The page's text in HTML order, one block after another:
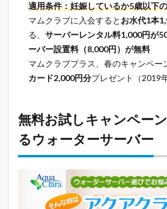
適用条件：妊娠しているか5歳以下
マムクラブに入会すると お水代1本
る、 サーバーレンタル料1,000円が
ーバー設置料（8,000円）が無料
マムクラブプラス、春のキャンペー
カード2,000円分プレゼント（2019
無料お試しキャンペー
るウォーターサーバー